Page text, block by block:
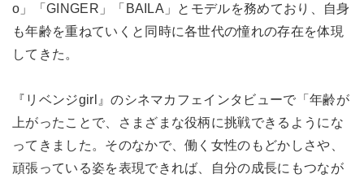
o」「GINGER」「BAILA」とモデルを務めており、自身
も年齢を重ねていくと同時に各世代の憧れの存在を体現
してきた。
『リベンジgirl』のシネマカフェインタビューで「年齢が
上がったことで、さまざまな役柄に挑戦できるようにな
ってきました。そのなかで、働く女性のもどかしさや、
頑張っている姿を表現できれば、自分の成長にもつなが